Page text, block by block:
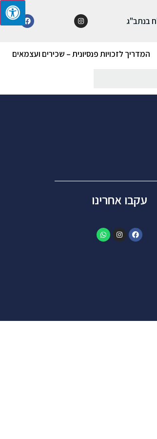
בנתב"ג
המדריך לזכויות פנסיונית – שכירים ועצמאים
עקבו אחרינו